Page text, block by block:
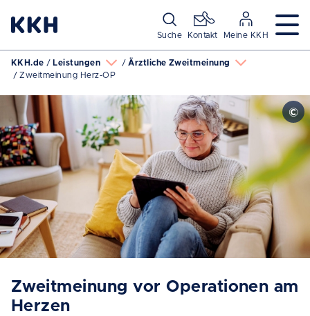
Suche Kontakt Meine KKH
KKH.de Leistungen
Ärztliche Zweitmeinung
Zweitmeinung Herz-OP
Zweitmeinung vor Operationen am
Herzen